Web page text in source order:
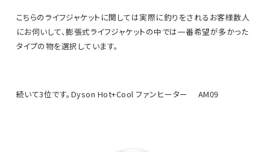
こちらのライフジャケットに関しては実際に釣りをされるお客様数人
にお伺いして、膨張式ライフジャケットの中では一番希望が多かった
タイプの物を選択しています。
続いて3位です。Dyson Hot+Cool ファンヒーター AM09